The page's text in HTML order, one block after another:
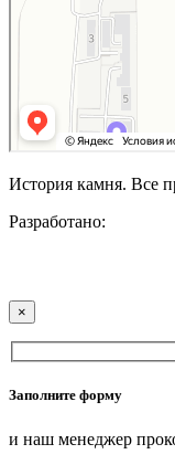
История камня. Все
Разработано:
×
Заполните форму
и наш менеджер